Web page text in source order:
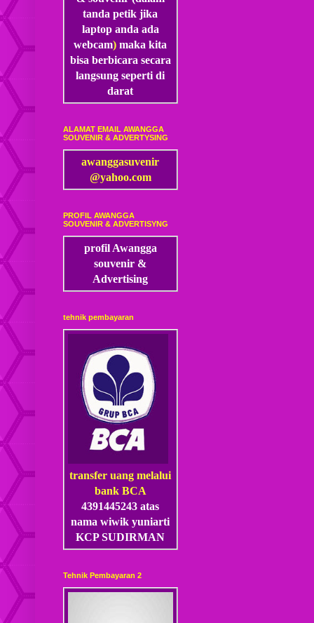
tanda petik jika
laptop anda ada
webcam)maka kita
bisa berbicara secara
langsung seperti di
darat
ALAMAT EMAIL AWANGGA
SOUVENIR & ADVERTYSING
awanggasuvenir
@yahoo.com
PROFIL AWANGGA
SOUVENIR & ADVERTISYNG
profil Awangga
souvenir &
Advertising
tehnik pembayaran
transfer uang melalui
bank BCA
4391445243 atas
nama wiwik yuniarti
KCP SUDIRMAN
Tehnik Pembayaran 2